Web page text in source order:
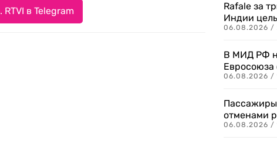
в Telegram
Rafale за
Индии
06.08.2026 /
В МИД РФ
Евросоюза
06.08.2026 /
Пассажиры
отменами
06.08.2026 /